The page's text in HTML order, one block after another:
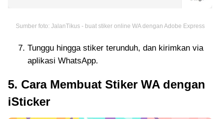
Sumber foto: JalanTikus - buat stiker online WA dengan Adobe Express
Tunggu hingga stiker terunduh, dan kirimkan via
aplikasi WhatsApp.
5. Cara Membuat Stiker WA dengan
iSticker